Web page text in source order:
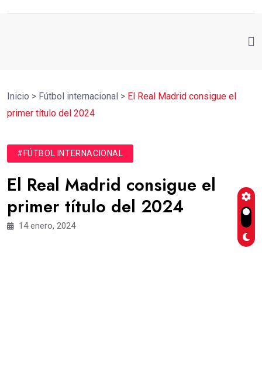
Inicio > Fútbol internacional > El Real Madrid consigue el
primer título del 2024
#FÚTBOL INTERNACIONAL
El Real Madrid consigue el
primer título del 2024
14 enero, 2024